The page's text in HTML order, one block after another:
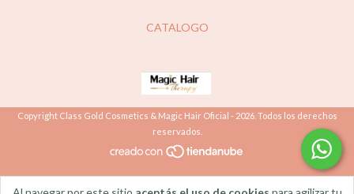
CATALOGO
Copyright Class Gold Cosmetics & Magic Hair Oficial - 2026. Todos los derechos
reservados.